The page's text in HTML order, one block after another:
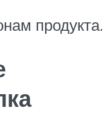
продукта.